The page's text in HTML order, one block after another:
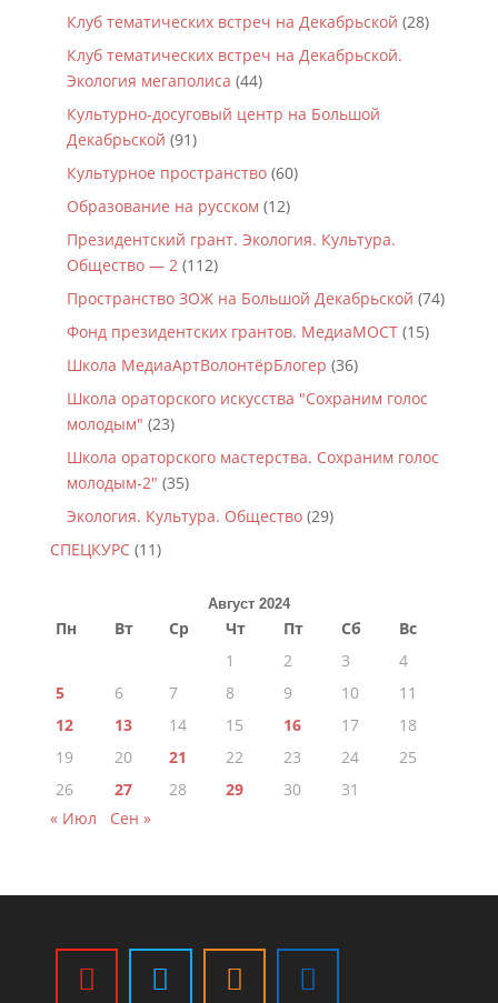
Клуб тематических встреч на Декабрьской (28)
Клуб тематических встреч на Декабрьской.
Экология мегаполиса (44)
Культурно-досуговый центр на Большой
Декабрьской (91)
Культурное пространство(60)
Образование на русском (12)
Президентский грант. Экология. Культура.
Общество — 2(112)
Пространство ЗОЖ на Большой Декабрьской (74)
Фонд президентских грантов. МедиаМОСТ(15)
Школа МедиаАртВолонтёрБлогер (36)
Школа ораторского искусства "Сохраним голос
молодым" (23)
Школа ораторского мастерства. Сохраним голос
молодым-2" (35)
Экология. Культура. Общество(29)
СПЕЦКУРС(11)
Август 2024
Пн Вт Ср Чт Пт Сб
Вс
1
2 3
4
5
6 7 8 9 10
11
12
13 14 15 16 17
18
19
20 21 22 23 24
25
26
27 28 29 30
31
« Июл
Сен »